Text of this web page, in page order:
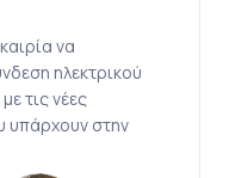
να
ηλεκτρικού
τις νέες
υπάρχουν στην